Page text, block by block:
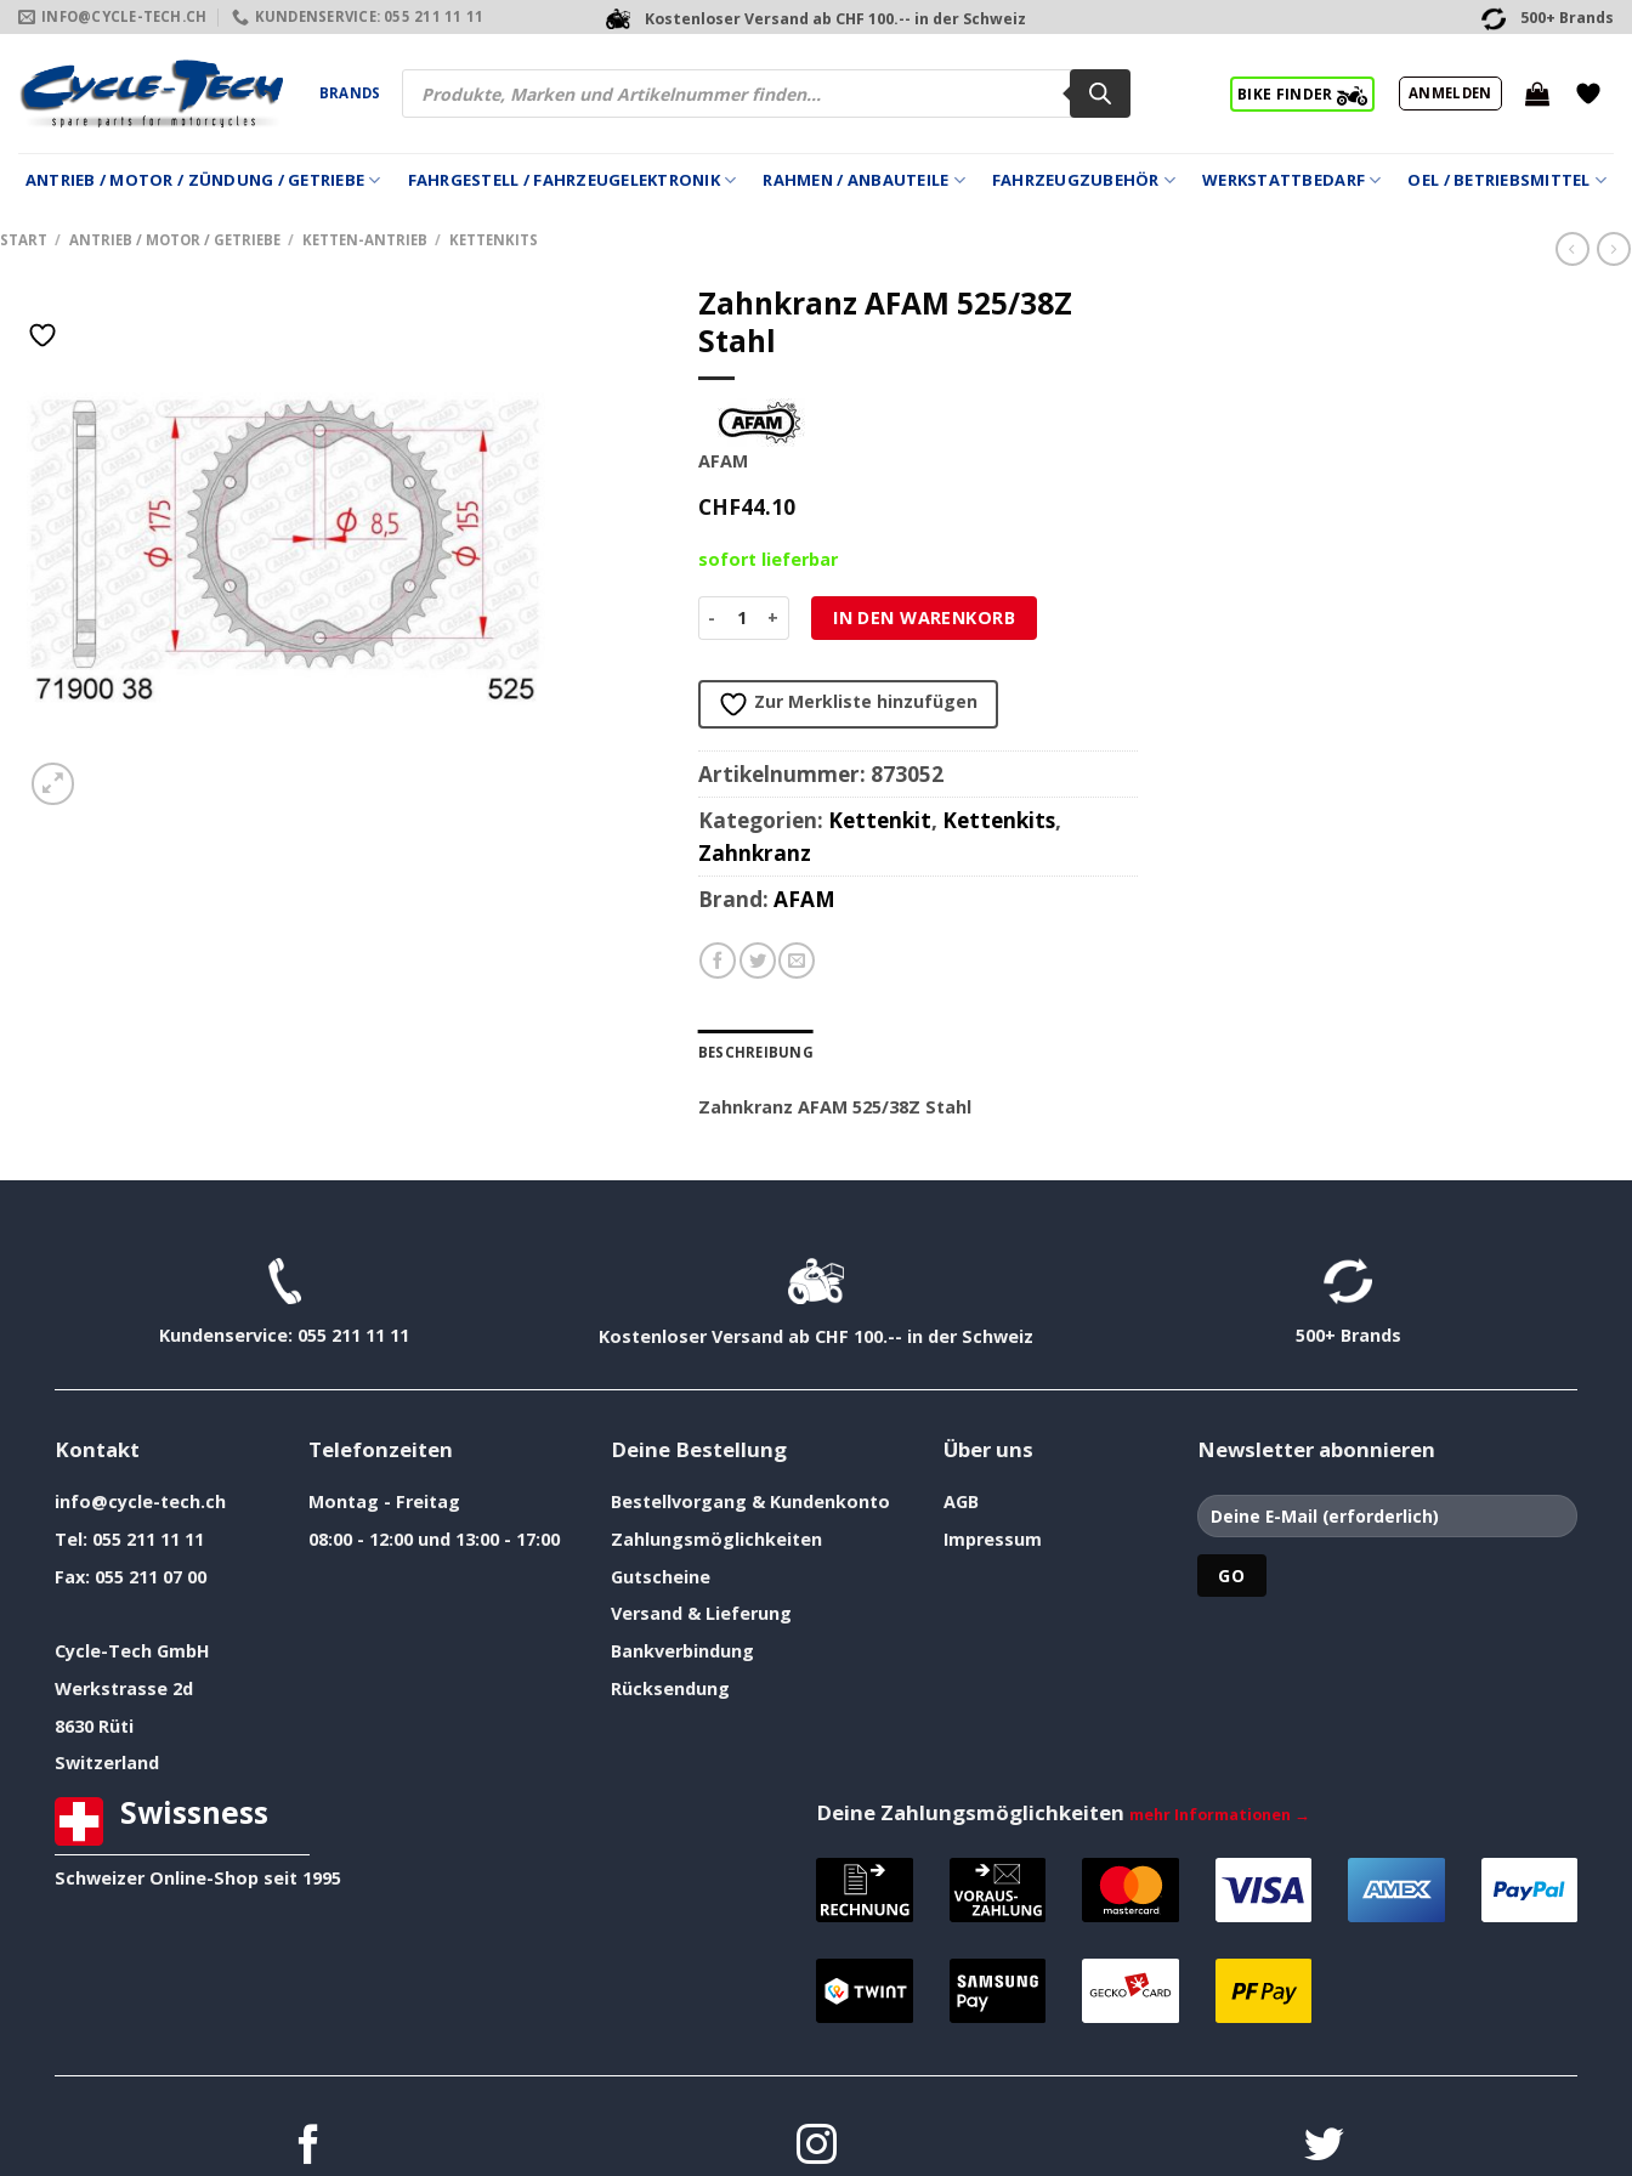
Zum
Inhalt
springen
INFO@CYCLE-TECH.CH KUNDENSERVICE: 055 211 11 11 Kostenloser Versand ab CHF 100.-- in der Schweiz 500+ Brands
BRANDS
Products
search
BIKE FINDER ANMELDEN
ANTRIEB / MOTOR / ZÜNDUNG / GETRIEBE FAHRGESTELL / FAHRZEUGELEKTRONIK RAHMEN / ANBAUTEILE FAHRZEUGZUBEHÖR WERKSTATTBEDARF OEL / BETRIEBSMITTEL
START / ANTRIEB / MOTOR / GETRIEBE / KETTEN-ANTRIEB / KETTENKITS
Zahnkranz AFAM 525/38Z
Stahl
AFAM
CHF44.10
sofort lieferbar
Zahnkranz AFAM 525/38Z Stahl Menge
IN DEN WARENKORB
Zur Merkliste hinzufügen
Artikelnummer: 873052
Kategorien: Kettenkit, Kettenkits,
Zahnkranz
Brand: AFAM
BESCHREIBUNG
Zahnkranz AFAM 525/38Z Stahl
Kundenservice: 055 211 11 11 Kostenloser Versand ab CHF 100.-- in der Schweiz 500+ Brands
Kontakt
info@cycle-tech.ch
Tel: 055 211 11 11
Fax: 055 211 07 00
Cycle-Tech GmbH
Werkstrasse 2d
8630 Rüti
Switzerland
Telefonzeiten
Montag - Freitag
08:00 - 12:00 und 13:00 - 17:00
Deine Bestellung
Bestellvorgang & Kundenkonto
Zahlungsmöglichkeiten
Gutscheine
Versand & Lieferung
Bankverbindung
Rücksendung
Über uns
AGB
Impressum
Newsletter abonnieren
Swissness
Schweizer Online-Shop seit 1995
Deine Zahlungsmöglichkeiten mehr Informationen →